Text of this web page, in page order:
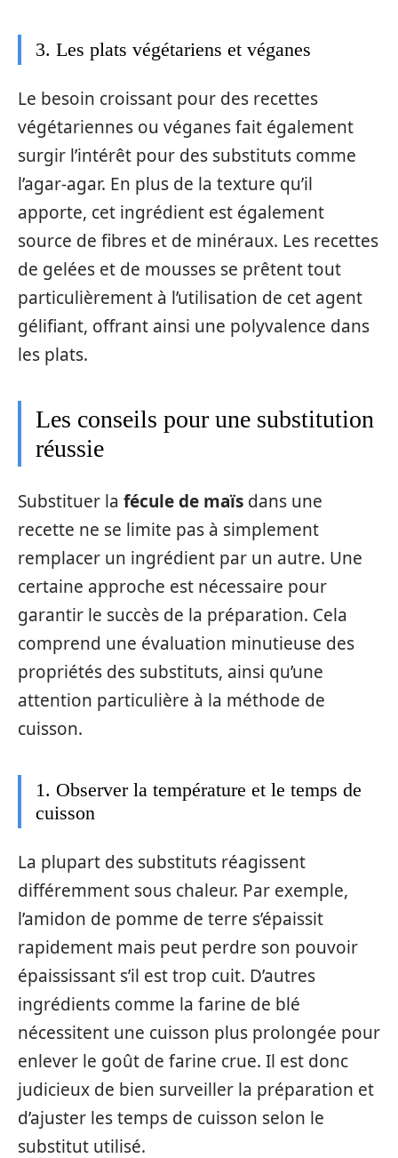
3. Les plats végétariens et véganes
Le besoin croissant pour des recettes
végétariennes ou véganes fait également
surgir l’intérêt pour des substituts comme
l’agar-agar. En plus de la texture qu’il
apporte, cet ingrédient est également
source de fibres et de minéraux. Les recettes
de gelées et de mousses se prêtent tout
particulièrement à l’utilisation de cet agent
gélifiant, offrant ainsi une polyvalence dans
les plats.
Les conseils pour une substitution
réussie
Substituer la fécule de maïs dans une
recette ne se limite pas à simplement
remplacer un ingrédient par un autre. Une
certaine approche est nécessaire pour
garantir le succès de la préparation. Cela
comprend une évaluation minutieuse des
propriétés des substituts, ainsi qu’une
attention particulière à la méthode de
cuisson.
1. Observer la température et le temps de
cuisson
La plupart des substituts réagissent
différemment sous chaleur. Par exemple,
l’amidon de pomme de terre s’épaissit
rapidement mais peut perdre son pouvoir
épaississant s’il est trop cuit. D’autres
ingrédients comme la farine de blé
nécessitent une cuisson plus prolongée pour
enlever le goût de farine crue. Il est donc
judicieux de bien surveiller la préparation et
d’ajuster les temps de cuisson selon le
substitut utilisé.